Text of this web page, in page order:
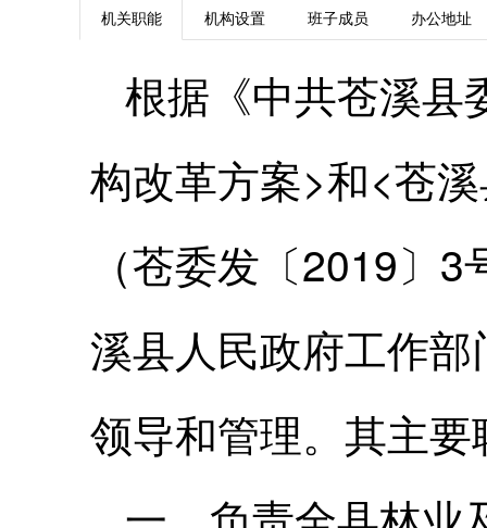
机关职能 机构设置 班子成员 办公地址
根据《中共苍溪县
构改革方案>和<苍
（苍委发〔2019〕
溪县人民政府工作
领导和管理。其主